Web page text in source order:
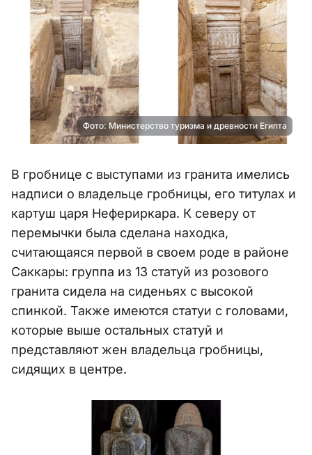
Фото: Министерство туризма и древности Египта
В гробнице с выступами из гранита имелись
надписи о владельце гробницы, его титулах и
картуш царя Нефериркара. К северу от
перемычки была сделана находка,
считающаяся первой в своем роде в районе
Саккары: группа из 13 статуй из розового
гранита сидела на сиденьях с высокой
спинкой. Также имеются статуи с головами,
которые выше остальных статуй и
представляют жен владельца гробницы,
сидящих в центре.